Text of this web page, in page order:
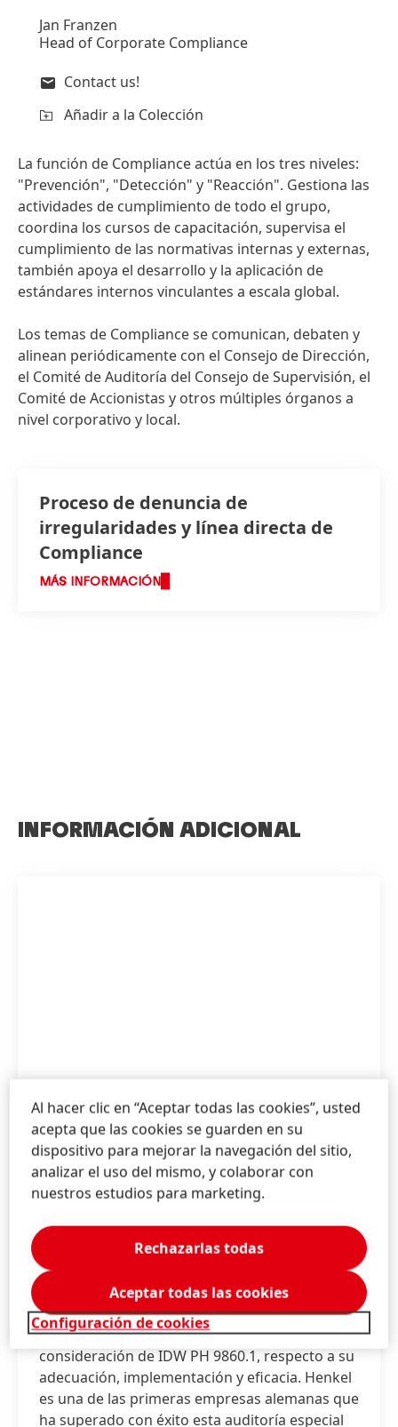
Jan Franzen
Head of Corporate Compliance
Contact us!
Añadir a la Colección
La función de Compliance actúa en los tres niveles:
"Prevención", "Detección" y "Reacción". Gestiona las
actividades de cumplimiento de todo el grupo,
coordina los cursos de capacitación, supervisa el
cumplimiento de las normativas internas y externas,
también apoya el desarrollo y la aplicación de
estándares internos vinculantes a escala global.
Los temas de Compliance se comunican, debaten y
alinean periódicamente con el Consejo de Dirección,
el Comité de Auditoría del Consejo de Supervisión, el
Comité de Accionistas y otros múltiples órganos a
nivel corporativo y local.
Proceso de denuncia de
irregularidades y línea directa de
Compliance
MÁS INFORMACIÓN
INFORMACIÓN ADICIONAL
Sistema de gestión de protección
de datos
Henkel le da importancia a procesar los datos
personales según las regulaciones legales y a
iniciar un sistema de gestión de protección de
datos para asegurar su cumplimiento. En 2019
se auditó nuestro el sistema de gestión de
protección de datos para Europa con base en
la norma de auditoría IDW PS 980 y bajo la
consideración de IDW PH 9860.1, respecto a su
adecuación, implementación y eficacia. Henkel
es una de las primeras empresas alemanas que
ha superado con éxito esta auditoría especial
Al hacer clic en “Aceptar todas las cookies”, usted
acepta que las cookies se guarden en su
dispositivo para mejorar la navegación del sitio,
analizar el uso del mismo, y colaborar con
nuestros estudios para marketing.
Configuración de cookies
Rechazarlas todas
Aceptar todas las cookies